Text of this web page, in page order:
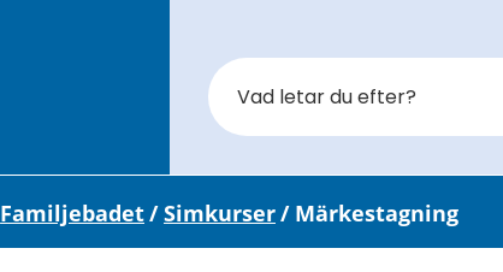
Familjebadet/Simkurser/ Märkestagning